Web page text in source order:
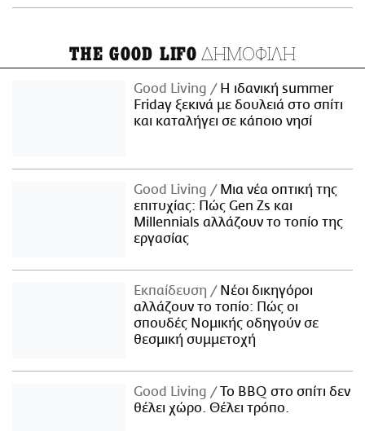
THE GOOD LIFO ΔΗΜΟΦΙΛΗ
Good Living
Η ιδανική summer
Friday ξεκινά με δουλειά στο σπίτι
και καταλήγει σε κάποιο νησί
Good Living
Μια νέα οπτική της
επιτυχίας: Πώς Gen Zs και
Millennials αλλάζουν το τοπίο της
εργασίας
Εκπαίδευση
Νέοι δικηγόροι
αλλάζουν το τοπίο: Πώς οι
σπουδές Νομικής οδηγούν σε
θεσμική συμμετοχή
Good Living
Το BBQ στο σπίτι δεν
θέλει χώρο. Θέλει τρόπο.